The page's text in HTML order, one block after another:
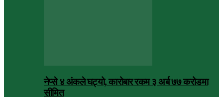
नेप्से ४ अंकले घट्यो, कारोबार रकम ३ अर्ब ७७ करोडमा
सीमित